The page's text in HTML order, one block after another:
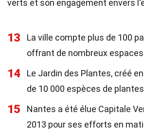
verts et son engagement envers
13
La ville compte plus de 100
offrant de nombreux
14
Le Jardin des Plantes, créé
de 10 000 espèces de
15
Nantes a été élue Capitale
2013 pour ses efforts en